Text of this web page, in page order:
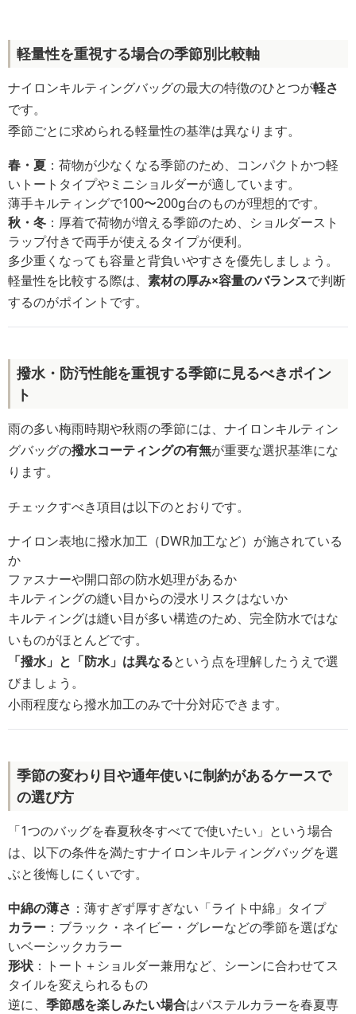
軽量性を重視する場合の季節別比較軸
ナイロンキルティングバッグの最大の特徴のひとつが軽さ
です。
季節ごとに求められる軽量性の基準は異なります。
春・夏 ：荷物が少なくなる季節のため、コンパクトかつ軽
いトートタイプやミニショルダーが適しています。
薄手キルティングで100〜200g台のものが理想的です。
秋・冬 ：厚着で荷物が増える季節のため、ショルダースト
ラップ付きで両手が使えるタイプが便利。
多少重くなっても容量と背負いやすさを優先しましょう。
軽量性を比較する際は、 素材の厚み×容量のバランスで判断
するのがポイントです。
撥水・防汚性能を重視する季節に見るべきポイン
ト
雨の多い梅雨時期や秋雨の季節には、ナイロンキルティン
グバッグの撥水コーティングの有無が重要な選択基準にな
ります。
チェックすべき項目は以下のとおりです。
ナイロン表地に撥水加工（DWR加工など）が施されている
か
ファスナーや開口部の防水処理があるか
キルティングの縫い目からの浸水リスクはないか
キルティングは縫い目が多い構造のため、完全防水ではな
いものがほとんどです。
「撥水」と「防水」は異なるという点を理解したうえで選
びましょう。
小雨程度なら撥水加工のみで十分対応できます。
季節の変わり目や通年使いに制約があるケースで
の選び方
「1つのバッグを春夏秋冬すべてで使いたい」という場合
は、以下の条件を満たすナイロンキルティングバッグを選
ぶと後悔しにくいです。
中綿の薄さ ：薄すぎず厚すぎない「ライト中綿」タイプ
カラー ：ブラック・ネイビー・グレーなどの季節を選ばな
いベーシックカラー
形状 ：トート＋ショルダー兼用など、シーンに合わせてス
タイルを変えられるもの
逆に、 季節感を楽しみたい場合はパステルカラーを春夏専